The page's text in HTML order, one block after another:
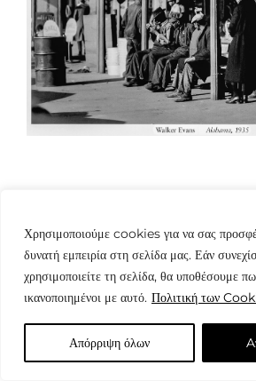
Χρησιμοποιούμε cookies για να σας
δυνατή εμπειρία στη σελίδα μας. Εάν
χρησιμοποιείτε τη σελίδα, θα υποθέσουμε
ικανοποιημένοι με αυτό. Πολιτική των
Απόρριψη όλων
© Copyright: www.fotografes.gr -